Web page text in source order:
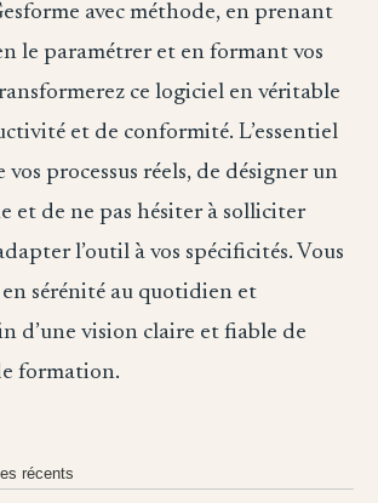
avec méthode, en prenant
le paramétrer et en formant vos
ce logiciel en véritable
et de conformité. L’essentiel
processus réels, de désigner un
et de ne pas hésiter à solliciter
l’outil à vos spécificités. Vous
sérénité au quotidien et
d’une vision claire et fiable de
formation.
récents